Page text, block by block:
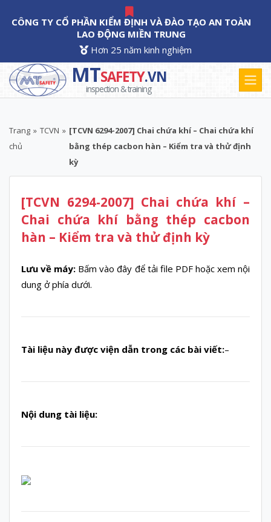
CÔNG TY CỔ PHẦN KIỂM ĐỊNH VÀ ĐÀO TẠO AN TOÀN
LAO ĐỘNG MIỀN TRUNG
Hơn 25 năm kinh nghiệm
MTSAFETY.VN
inspection & training
Trang
chủ
» TCVN » [TCVN 6294-2007] Chai chứa khí – Chai chứa khí
bằng thép cacbon hàn – Kiểm tra và thử định
kỳ
[TCVN 6294-2007] Chai chứa khí –
Chai chứa khí bằng thép cacbon
hàn – Kiểm tra và thử định kỳ
Lưu về máy: Bấm vào đây để tải file PDF hoặc xem nội
dung ở phía dưới.
Tài liệu này được viện dẫn trong các bài viết:–
Nội dung tài liệu: